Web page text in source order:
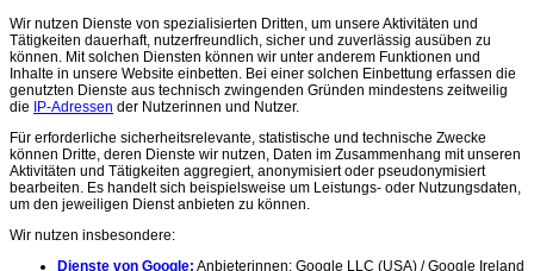
Wir nutzen Dienste von spezialisierten Dritten, um unsere Aktivitäten und
Tätigkeiten dauerhaft, nutzerfreundlich, sicher und zuverlässig ausüben zu
können. Mit solchen Diensten können wir unter anderem Funktionen und
Inhalte in unsere Website einbetten. Bei einer solchen Einbettung erfassen die
genutzten Dienste aus technisch zwingenden Gründen mindestens zeitweilig
die
IP-Adressen der Nutzerinnen und Nutzer.
Für erforderliche sicherheitsrelevante, statistische und technische Zwecke
können Dritte, deren Dienste wir nutzen, Daten im Zusammenhang mit unseren
Aktivitäten und Tätigkeiten aggregiert, anonymisiert oder pseudonymisiert
bearbeiten. Es handelt sich beispielsweise um Leistungs- oder Nutzungsdaten,
um den jeweiligen Dienst anbieten zu können.
Wir nutzen insbesondere:
Dienste von Google: Anbieterinnen: Google LLC (USA) / Google Ireland